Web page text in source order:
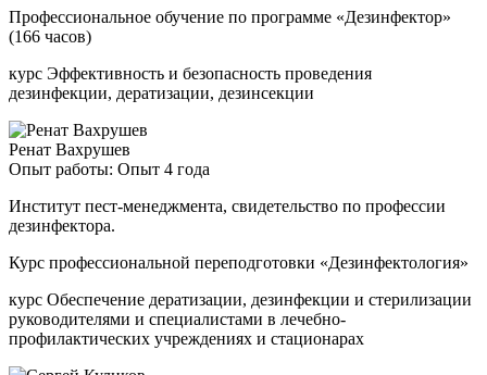
Профессиональное обучение по программе «Дезинфектор»
(166 часов)
курс Эффективность и безопасность проведения
дезинфекции, дератизации, дезинсекции
Ренат Вахрушев
Опыт работы: Опыт 4 года
Институт пест-менеджмента, свидетельство по профессии
дезинфектора.
Курс профессиональной переподготовки «Дезинфектология»
курс Обеспечение дератизации, дезинфекции и стерилизации
руководителями и специалистами в лечебно-
профилактических учреждениях и стационарах